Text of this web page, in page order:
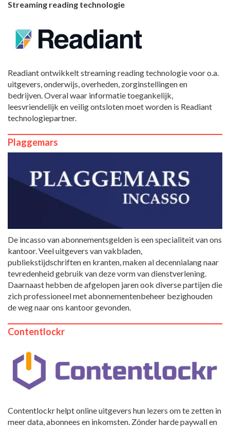
Streaming reading technologie
Readiant ontwikkelt streaming reading technologie voor o.a.
uitgevers, onderwijs, overheden, zorginstellingen en
bedrijven. Overal waar informatie toegankelijk,
leesvriendelijk en veilig ontsloten moet worden is Readiant
technologiepartner.
Plaggemars
De incasso van abonnementsgelden is een specialiteit van ons
kantoor. Veel uitgevers van vakbladen,
publiekstijdschriften en kranten, maken al decennialang naar
tevredenheid gebruik van deze vorm van dienstverlening.
Daarnaast hebben de afgelopen jaren ook diverse partijen die
zich professioneel met abonnementenbeheer bezighouden
de weg naar ons kantoor gevonden.
Contentlockr
Contentlockr helpt online uitgevers hun lezers om te zetten in
meer data, abonnees en inkomsten. Zónder harde paywall en